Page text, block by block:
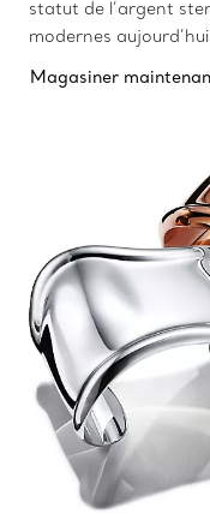
statut de l’argent
modernes
Magasiner